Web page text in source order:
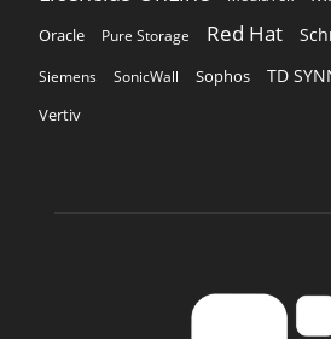
Oracle Pure Storage Red Hat
Siemens SonicWall Sophos TD
Vertiv